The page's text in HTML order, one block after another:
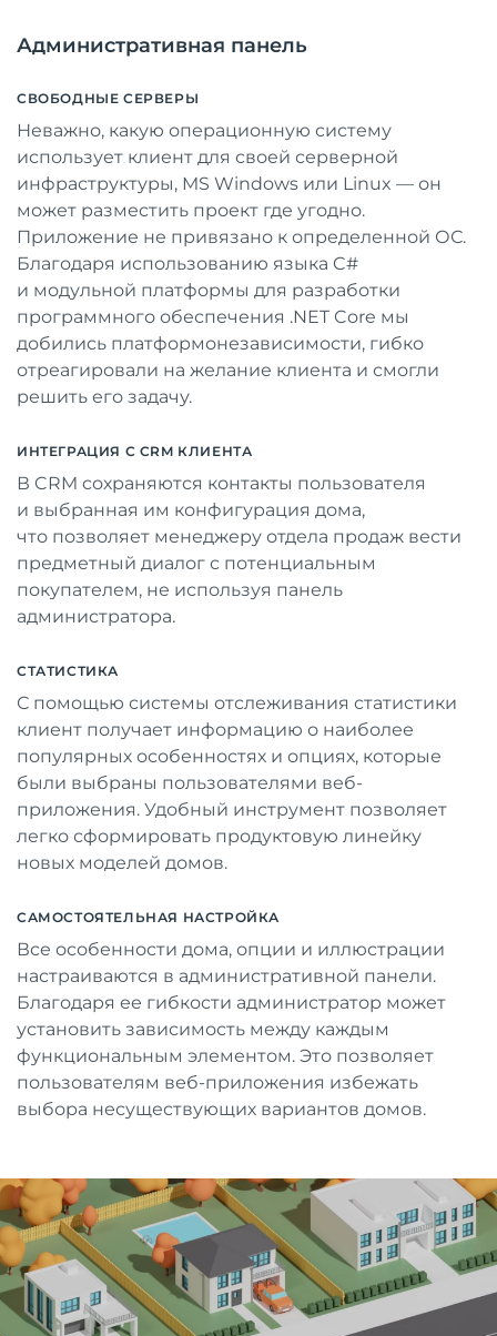
Административная панель
СВОБОДНЫЕ СЕРВЕРЫ
Неважно, какую операционную систему
использует клиент для своей серверной
инфраструктуры, MS Windows или Linux — он
может разместить проект где угодно.
Приложение не привязано к определенной ОС.
Благодаря использованию языка C#
и модульной платформы для разработки
программного обеспечения .NET Core мы
добились платформонезависимости, гибко
отреагировали на желание клиента и смогли
решить его задачу.
ИНТЕГРАЦИЯ С CRM КЛИЕНТА
В CRM сохраняются контакты пользователя
и выбранная им конфигурация дома,
что позволяет менеджеру отдела продаж вести
предметный диалог с потенциальным
покупателем, не используя панель
администратора.
СТАТИСТИКА
С помощью системы отслеживания статистики
клиент получает информацию о наиболее
популярных особенностях и опциях, которые
были выбраны пользователями веб-
приложения. Удобный инструмент позволяет
легко сформировать продуктовую линейку
новых моделей домов.
САМОСТОЯТЕЛЬНАЯ НАСТРОЙКА
Все особенности дома, опции и иллюстрации
настраиваются в административной панели.
Благодаря ее гибкости администратор может
установить зависимость между каждым
функциональным элементом. Это позволяет
пользователям веб-приложения избежать
выбора несуществующих вариантов домов.